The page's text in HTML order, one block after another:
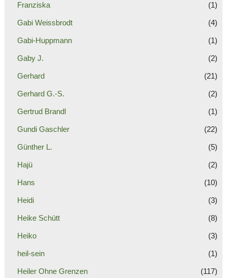
Franziska (1)
Gabi Weissbrodt (4)
Gabi-Huppmann (1)
Gaby J. (2)
Gerhard (21)
Gerhard G.-S. (2)
Gertrud Brandl (1)
Gundi Gaschler (22)
Günther L. (5)
Hajü (2)
Hans (10)
Heidi (3)
Heike Schütt (8)
Heiko (3)
heil-sein (1)
Heiler Ohne Grenzen (117)